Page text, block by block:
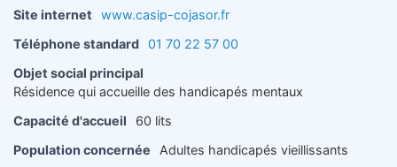
Site internet
www.casip-cojasor.fr
Téléphone standard 01 70 22 57 00
Objet social principal
Résidence qui accueille des handicapés mentaux
Capacité d'accueil
60 lits
Population concernée
Adultes handicapés vieillissants